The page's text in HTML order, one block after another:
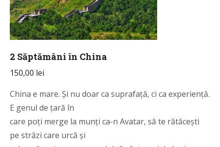
2 Săptămâni în China
150,00 lei
China e mare. Și nu doar ca suprafață, ci ca experiență.
E genul de țară în
care poți merge la munți ca-n Avatar, să te rătăcești
pe străzi care urcă și